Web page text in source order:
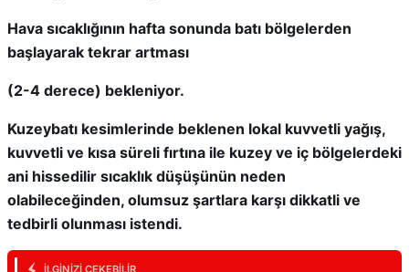
Hava sıcaklığının hafta sonunda batı bölgelerden
başlayarak tekrar artması
(2-4 derece) bekleniyor.
Kuzeybatı kesimlerinde beklenen lokal kuvvetli yağış,
kuvvetli ve kısa süreli fırtına ile kuzey ve iç bölgelerdeki
ani hissedilir sıcaklık düşüşünün neden
olabileceğinden, olumsuz şartlara karşı dikkatli ve
tedbirli olunması istendi.
İLGINIZI ÇEKEBILIR